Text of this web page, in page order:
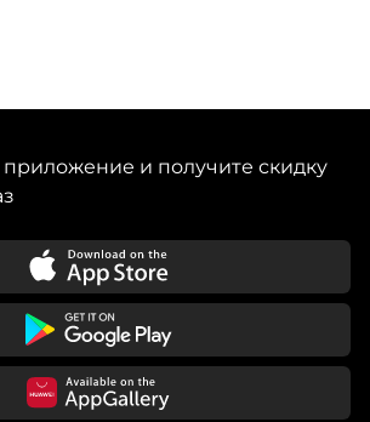
и получите скидку